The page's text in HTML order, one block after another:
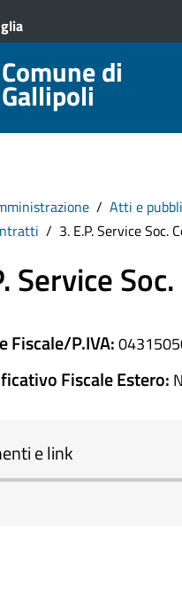
Comune di
Gallipoli
Atti e
3. E.P. Service Soc.
Service
Fiscale/P.IVA:
Fiscale Estero: N
e link